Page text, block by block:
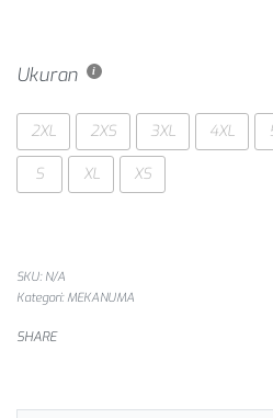
Ukuran
2XL 2XS 3XL 4XL
S XL XS
SKU: N/A
Kategori:MEKANUMA
SHARE